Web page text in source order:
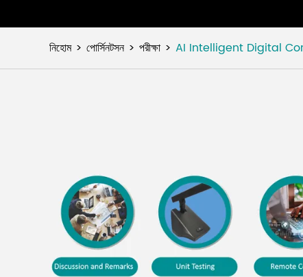
নিহোম পোর্সিনটসন পরীক্ষা AI Intelligent Digital